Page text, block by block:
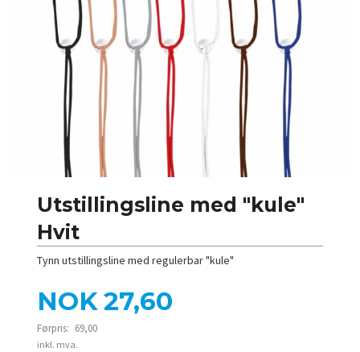
Utstillingsline med "kule"
Hvit
Tynn utstillingsline med regulerbar "kule"
Tilbud
NOK27,60
Førpris: 69,00
Rabatt
inkl. mva.